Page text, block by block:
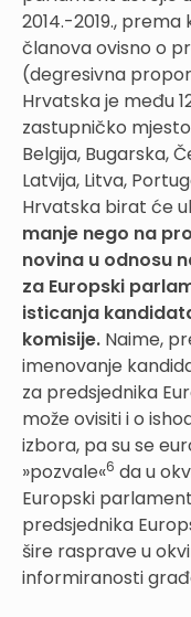
2014.-2019.,
članova ovisno o
(degresivna
Hrvatska je među
zastupničko
Belgija, Bugarska,
Latvija, Litva,
Hrvatska birat će
manje nego na
novina u odnosu
za Europski
isticanja
komisije. Naime,
imenovanje
za predsjednika
može ovisiti i o
izbora, pa su se
»pozvale«6 da u
Europski
predsjednika
šire rasprave u
informiranosti